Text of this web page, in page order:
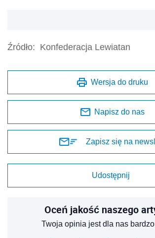
Źródło: Konfederacja Lewiatan
Wersja do druku
Napisz do nas
Zapisz się na
Udostępnij
Oceń jakość naszego
Twoja opinia jest dla nas